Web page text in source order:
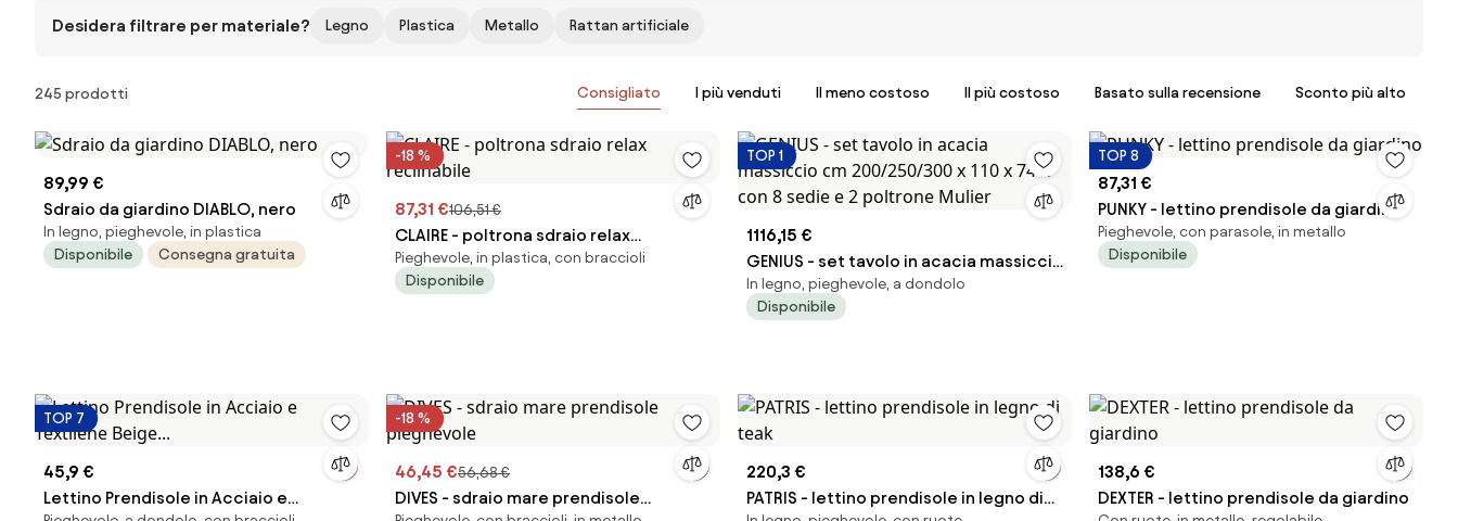
Desidera filtrare per materiale? Legno Plastica Metallo Rattan artificiale
Prodotti
245 prodotti Consigliato I più venduti Il meno costoso Il più costoso Basato sulla recensione Sconto più alto
89,99 €
Sdraio da giardino DIABLO, nero
In legno, pieghevole, in plastica
Disponibile
Consegna gratuita
-18 %
87,31 €106,51 €
CLAIRE - poltrona sdraio relax
reclinabile
Pieghevole, in plastica, con braccioli
Disponibile
TOP 1
1116,15 €
GENIUS - set tavolo in acacia massiccio
cm 200/250/300 x 110 x 74 h con 8
sedie e 2 poltrone Mulier
In legno, pieghevole, a dondolo
Disponibile
TOP 8
87,31 €
PUNKY - lettino prendisole da giardino
Pieghevole, con parasole, in metallo
Disponibile
TOP 7
45,9 €
Lettino Prendisole in Acciaio e
-18 %
46,45 €56,68 €
DIVES - sdraio mare prendisole
220,3 €
PATRIS - lettino prendisole in legno di
138,6 €
DEXTER - lettino prendisole da giardino